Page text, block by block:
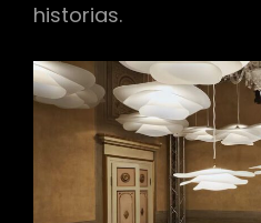
historias.